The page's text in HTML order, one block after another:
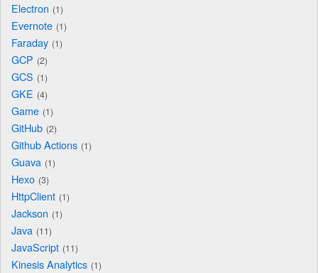
Electron 1
Evernote 1
Faraday 1
GCP 2
GCS 1
GKE 4
Game 1
GitHub 2
Github Actions 1
Guava 1
Hexo 3
HttpClient 1
Jackson 1
Java 11
JavaScript 11
Kinesis Analytics 1